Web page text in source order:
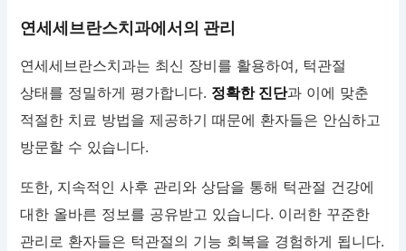
연세세브란스치과에서의 관리
연세세브란스치과는 최신 장비를 활용하여, 턱관절
상태를 정밀하게 평가합니다. 정확한 진단과 이에 맞춘
적절한 치료 방법을 제공하기 때문에 환자들은 안심하고
방문할 수 있습니다.
또한, 지속적인 사후 관리와 상담을 통해 턱관절 건강에
대한 올바른 정보를 공유받고 있습니다. 이러한 꾸준한
관리로 환자들은 턱관절의 기능 회복을 경험하게 됩니다.